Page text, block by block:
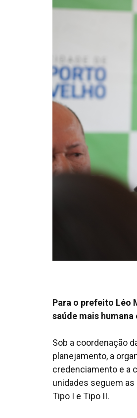
Para o prefeito Léo
saúde mais humana
Sob a coordenação
planejamento, a
credenciamento e a
unidades seguem
Tipo I e Tipo II.